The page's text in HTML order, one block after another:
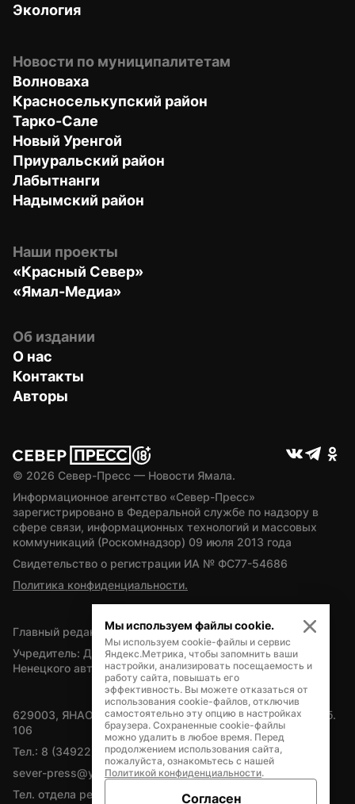
Экология
Новости по муниципалитетам
Волноваха
Красноселькупский район
Тарко-Сале
Новый Уренгой
Приуральский район
Лабытнанги
Надымский район
Наши проекты
«Красный Север»
«Ямал-Медиа»
Об издании
О нас
Контакты
Авторы
© 2026 Север-Пресс — Новости Ямала.
Информационное агентство «Север-Пресс»
зарегистрировано в Федеральной службе по надзору в
сфере связи, информационных технологий и массовых
коммуникаций (Роскомнадзор) 09 июля 2013 года
Свидетельство о регистрации ИА № ФС77-54686
Политика конфиденциальности.
Главный редактор — А.Л. Поздеев
Учредитель: Департамент внутренней политики Ямало-
Ненецкого автономного округа
629003, ЯНАО, Салехард, мкр. Богдана Кнунянца, д.1, каб.
106
Тел.: 8 (34922) 71262
sever-press@yamal-media.ru
Тел. отдела рекламы: 8 (34922) 42728
Мы используем файлы cookie.
Мы используем cookie-файлы и сервис
Яндекс.Метрика, чтобы запомнить ваши
настройки, анализировать посещаемость и
работу сайта, повышать его
эффективность. Вы можете отказаться от
использования cookie-файлов, отключив
самостоятельно эту опцию в настройках
браузера. Сохраненные cookie-файлы
можно удалить в любое время. Перед
продолжением использования сайта,
пожалуйста, ознакомьтесь с нашей
Политикой конфиденциальности.
Согласен